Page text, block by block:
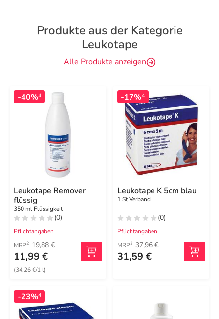
Produkte aus der Kategorie
Leukotape
Alle Produkte anzeigen
-40%4
Leukotape Remover
flüssig
350 ml Flüssigkeit
(0)
Pflichtangaben
MRP2 19,88 €
11,99 €
(34,26 €/1 l)
-17%4
Leukotape K 5cm blau
1 St Verband
(0)
Pflichtangaben
MRP2 37,96 €
31,59 €
-23%4